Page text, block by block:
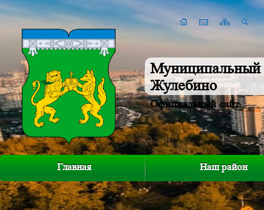
Муниципальный
Жулебино
Официальный сайт
Главная Наш район